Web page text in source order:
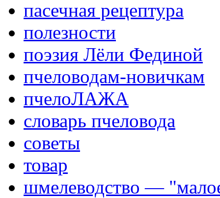
пасечная рецептура
полезности
поэзия Лёли Фединой
пчеловодам-новичкам
пчелоЛАЖА
словарь пчеловода
советы
товар
шмелеводство —